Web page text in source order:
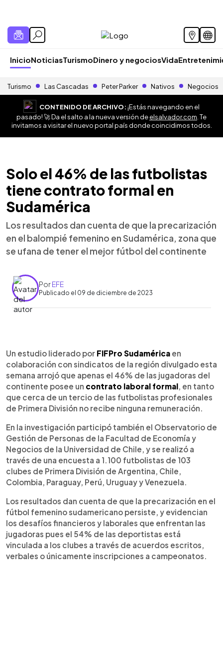
InicioNoticiasTurismoDinero y negociosVida
Turismo Las Cascadas Peter Parker Nativos Negocios
CONTENIDO DE ARCHIVO:¡Estás navegando en el
pasado! 🚀 Da el salto a la nueva versión deelsalvador.com . Te
invitamos a visitar el nuevo portal país donde coincidimos todos.
Solo el 46% de las futbolistas
tiene contrato formal en
Sudamérica
Los resultados dan cuenta de que la precarización
en el balompié femenino en Sudamérica, zona que
se ufana de tener el mejor fútbol del continente
PorEFE
Publicado el 09 de diciembre de 2023
Escuchar artículo
Un estudio liderado por FIFPro Sudamérica en
colaboración con sindicatos de la región divulgado esta
semana arrojó que apenas el 46% de las jugadoras del
continente posee un contrato laboral formal, en tanto
que cerca de un tercio de las futbolistas profesionales
de Primera División no recibe ninguna remuneración.
En la investigación participó también el Observatorio de
Gestión de Personas de la Facultad de Economía y
Negocios de la Universidad de Chile, y se realizó a
través de una encuesta a 1.100 futbolistas de 103
clubes de Primera División de Argentina, Chile,
Colombia, Paraguay, Perú, Uruguay y Venezuela.
Los resultados dan cuenta de que la precarización en el
fútbol femenino sudamericano persiste, y evidencian
los desafíos financieros y laborales que enfrentan las
jugadoras pues el 54% de las deportistas está
vinculada a los clubes a través de acuerdos escritos,
verbales o únicamente inscripciones a campeonatos.